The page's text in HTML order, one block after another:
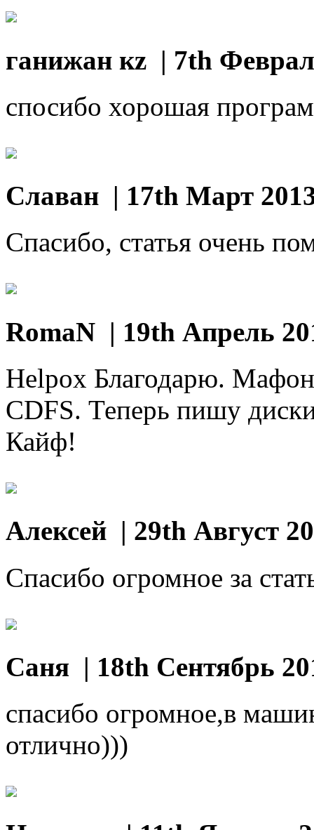
ганижан кz | 7th
спосибо хорошая
Славан | 17th Март
Спасибо, статья очень
RomaN | 19th Апрель
Helpox Благодарю. Мафон
CDFS. Теперь пишу
Кайф!
Алексей | 29th Август
Спасибо огромное за
Саня | 18th Сентябрь
спасибо огромное,в
отлично)))